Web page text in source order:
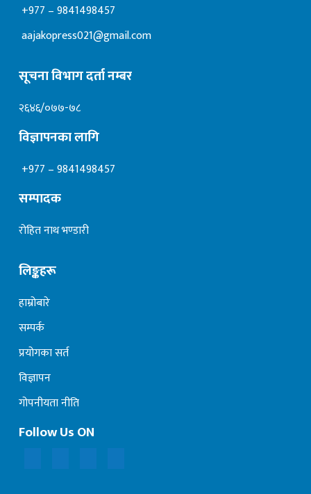
+977 – 9841498457
aajakopress021@gmail.com
सूचना विभाग दर्ता नम्बर
२६४६/०७७-७८
विज्ञापनका लागि
+977 – 9841498457
सम्पादक
रोहित नाथ भण्डारी
लिङ्कहरू
हाम्रोबारे
सम्पर्क
प्रयोगका सर्त
विज्ञापन
गोपनीयता नीति
Follow Us ON